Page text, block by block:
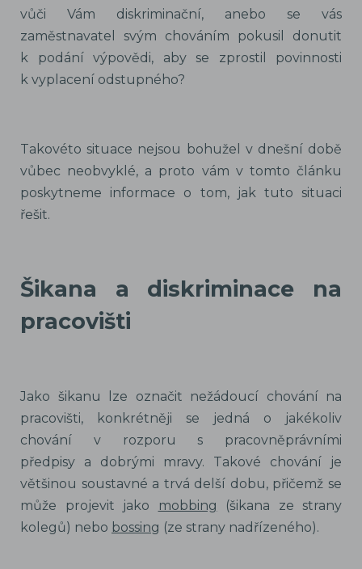
vůči Vám diskriminační, anebo se vás
zaměstnavatel svým chováním pokusil donutit
k podání výpovědi, aby se zprostil povinnosti
k vyplacení odstupného?
Takovéto situace nejsou bohužel v dnešní době
vůbec neobvyklé, a proto vám v tomto článku
poskytneme informace o tom, jak tuto situaci
řešit.
Šikana a diskriminace na
pracovišti
Jako šikanu lze označit nežádoucí chování na
pracovišti, konkrétněji se jedná o jakékoliv
chování v rozporu s pracovněprávními
předpisy a dobrými mravy. Takové chování je
většinou soustavné a trvá delší dobu, přičemž se
může projevit jako
mobbing (šikana ze strany
kolegů) nebo bossing (ze strany nadřízeného).